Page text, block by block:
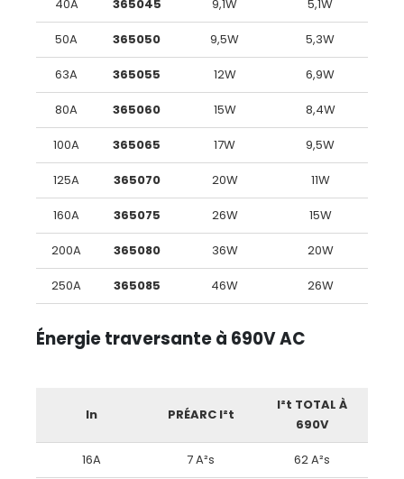
40A 365045 9,1W 5,1W
50A 365050 9,5W 5,3W
63A 365055 12W 6,9W
80A 365060 15W 8,4W
100A 365065 17W 9,5W
125A 365070 20W 11W
160A 365075 26W 15W
200A 365080 36W 20W
250A 365085 46W 26W
Énergie traversante à 690V AC
In PRÉARC I²t
I²t TOTAL À
690V
16A 7 A²s 62 A²s